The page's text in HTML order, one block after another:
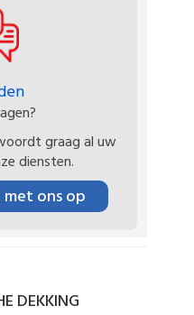
graag al uw
diensten.
ons op
DEKKING